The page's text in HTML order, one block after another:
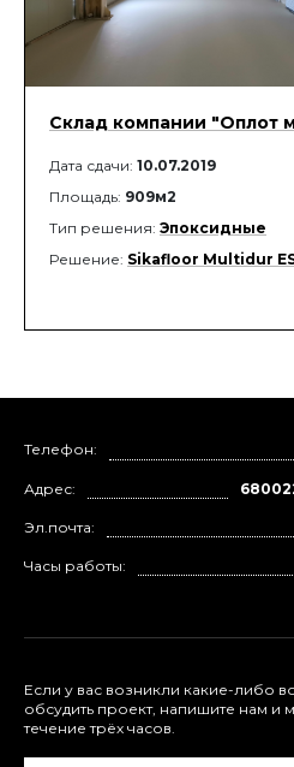
Склад компании "Оплот
Дата сдачи: 10.07.2019
Площадь: 909м2
Тип решения: Эпоксидные
Решение: Sikafloor Multidur
Телефон:
Адрес:
Эл.почта:
Часы работы:
Если у вас возникли какие-либо
обсудить проект, напишите нам и
течение трёх часов.